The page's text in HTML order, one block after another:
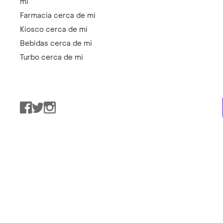
Farmacia cerca de mi
Kiosco cerca de mi
Bebidas cerca de mi
Turbo cerca de mi
Facebook
TwitterInstagram